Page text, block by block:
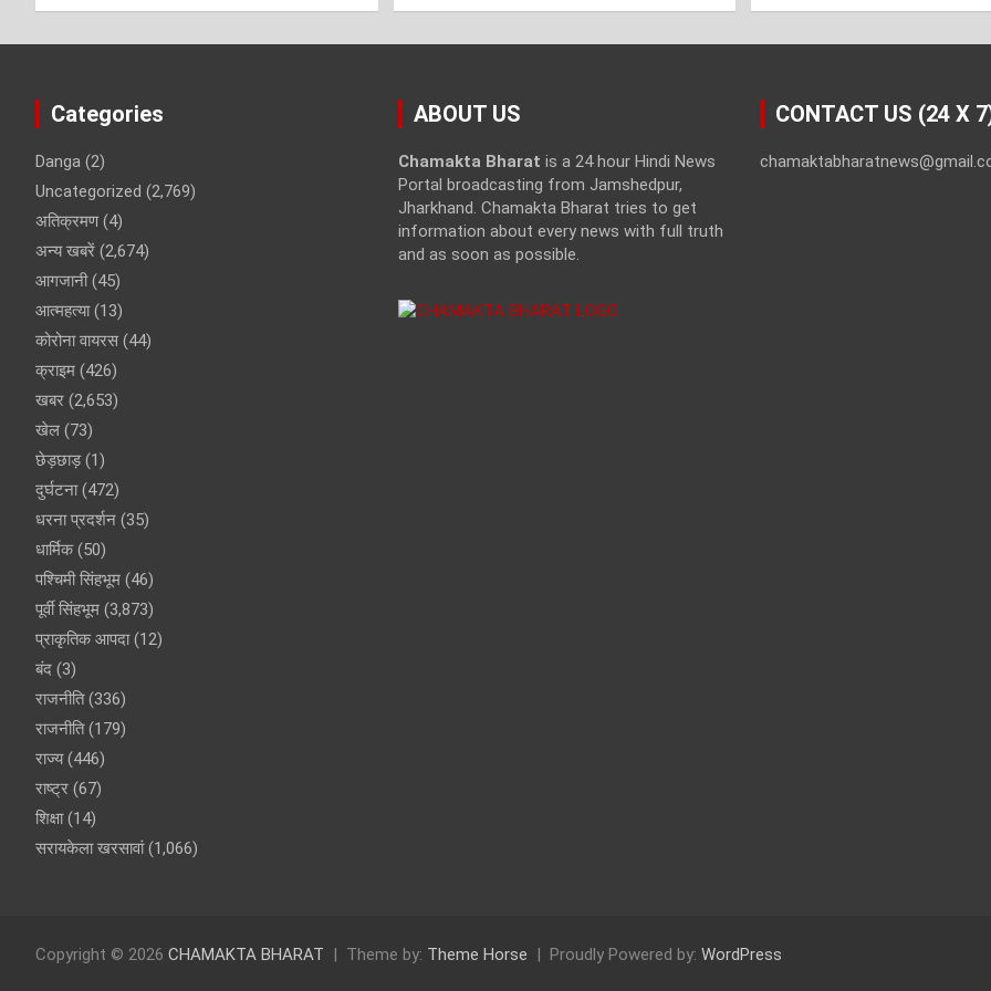
Categories
Danga (2)
Uncategorized (2,769)
अतिक्रमण(4)
अन्य खबरें (2,674)
आगजानी(45)
आत्महत्या(13)
कोरोना वायरस (44)
क्राइम (426)
खबर (2,653)
खेल (73)
छेड़छाड़(1)
दुर्घटना(472)
धरना प्रदर्शन (35)
धार्मिक(50)
पश्चिमी सिंहभूम (46)
पूर्वी सिंहभूम (3,873)
प्राकृतिक आपदा(12)
बंद (3)
राजनीति(336)
राजनीति(179)
राज्य(446)
राष्ट्र (67)
शिक्षा(14)
सरायकेला खरसावां(1,066)
ABOUT US
Chamakta Bharat is a 24 hour Hindi News
Portal broadcasting from Jamshedpur,
Jharkhand. Chamakta Bharat tries to get
information about every news with full truth
and as soon as possible.
CONTACT US (24 X
Copyright © 2026 CHAMAKTA BHARAT Theme by: Theme Horse Proudly Powered by: WordPress